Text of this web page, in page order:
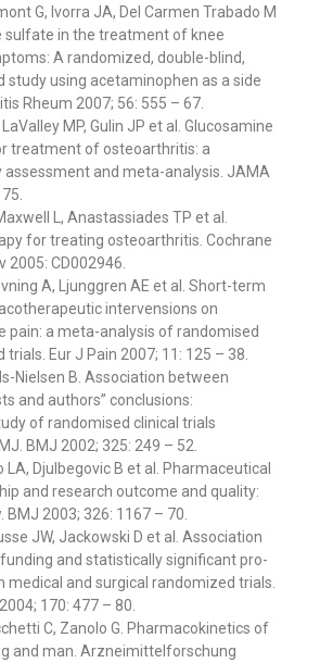
G, Ivorra JA, Del Carmen Trabado M
sulfate in the treatment of knee
A randomized, double-blind,
study using acetaminophen as a side
Rheum 2007; 56: 555 – 67.
MP, Gulin JP et al. Glucosamine
treatment of osteoarthritis: a
and meta-analysis. JAMA
L, Anastassiades TP et al.
for treating osteoarthritis. Cochrane
2005: CD002946.
A, Ljunggren AE et al. Short-term
intervensions on
pain: a meta-analysis of randomised
Eur J Pain 2007; 11: 125 – 38.
Nielsen B. Association between
and authors” conclusions:
of randomised clinical trials
BMJ 2002; 325: 249 – 52.
LA, Djulbegovic B et al. Pharmaceutical
and research outcome and quality:
2003; 326: 1167 – 70.
JW, Jackowski D et al. Association
and statistically significant pro-
medical and surgical randomized trials.
170: 477 – 80.
C, Zanolo G. Pharmacokinetics of
and man. Arzneimittelforschung